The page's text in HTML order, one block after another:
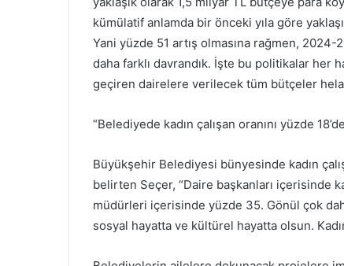
kümülatif anlamda bir önceki yıla göre
Yani yüzde 51 artış olmasına rağmen,
daha farklı davrandık. İşte bu politikalar her
geçiren dairelere verilecek tüm bütçeler
“Belediyede kadın çalışan oranını yüzde
Büyükşehir Belediyesi bünyesinde kadın
belirten Seçer, “Daire başkanları içerisinde
müdürleri içerisinde yüzde 35. Gönül çok
sosyal hayatta ve kültürel hayatta olsun.